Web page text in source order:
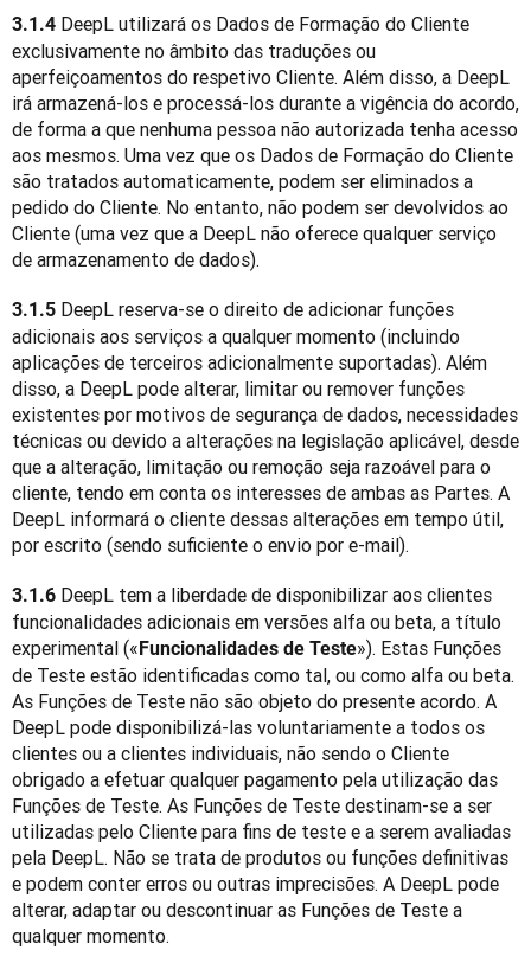
3.1.4 DeepL utilizará os Dados de Formação do Cliente
exclusivamente no âmbito das traduções ou
aperfeiçoamentos do respetivo Cliente. Além disso, a DeepL
irá armazená-los e processá-los durante a vigência do acordo,
de forma a que nenhuma pessoa não autorizada tenha acesso
aos mesmos. Uma vez que os Dados de Formação do Cliente
são tratados automaticamente, podem ser eliminados a
pedido do Cliente. No entanto, não podem ser devolvidos ao
Cliente (uma vez que a DeepL não oferece qualquer serviço
de armazenamento de dados).
3.1.5 DeepL reserva-se o direito de adicionar funções
adicionais aos serviços a qualquer momento (incluindo
aplicações de terceiros adicionalmente suportadas). Além
disso, a DeepL pode alterar, limitar ou remover funções
existentes por motivos de segurança de dados, necessidades
técnicas ou devido a alterações na legislação aplicável, desde
que a alteração, limitação ou remoção seja razoável para o
cliente, tendo em conta os interesses de ambas as Partes. A
DeepL informará o cliente dessas alterações em tempo útil,
por escrito (sendo suficiente o envio por e-mail).
3.1.6 DeepL tem a liberdade de disponibilizar aos clientes
funcionalidades adicionais em versões alfa ou beta, a título
experimental («Funcionalidades de Teste»). Estas Funções
de Teste estão identificadas como tal, ou como alfa ou beta.
As Funções de Teste não são objeto do presente acordo. A
DeepL pode disponibilizá-las voluntariamente a todos os
clientes ou a clientes individuais, não sendo o Cliente
obrigado a efetuar qualquer pagamento pela utilização das
Funções de Teste. As Funções de Teste destinam-se a ser
utilizadas pelo Cliente para fins de teste e a serem avaliadas
pela DeepL. Não se trata de produtos ou funções definitivas
e podem conter erros ou outras imprecisões. A DeepL pode
alterar, adaptar ou descontinuar as Funções de Teste a
qualquer momento.